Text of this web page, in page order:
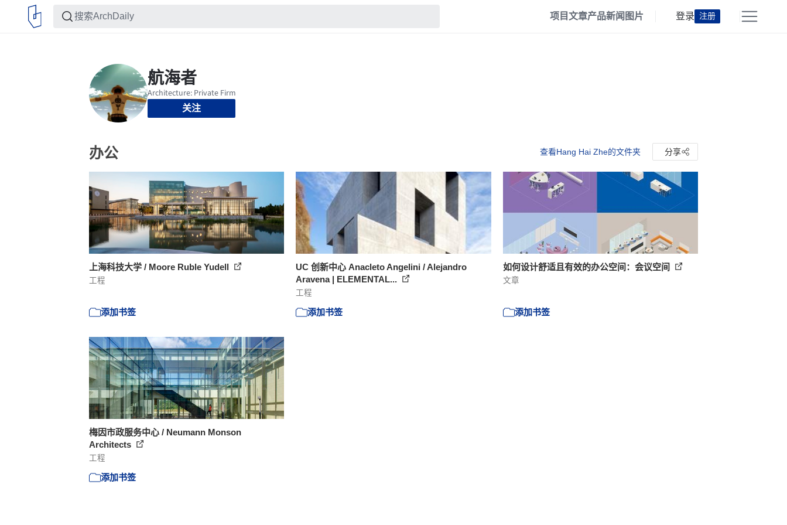
项目文章产品新闻 图片 登录 注册
关注
办公 查看Hang Hai Zhe的文件夹 分享
上海科技大学 / Moore Ruble Yudell
工程
添加书签
UC 创新中心 Anacleto Angelini / Alejandro
Aravena | ELEMENTAL...
工程
添加书签
如何设计舒适且有效的办公空间：会议空间
文章
添加书签
梅因市政服务中心 / Neumann Monson
Architects
工程
添加书签